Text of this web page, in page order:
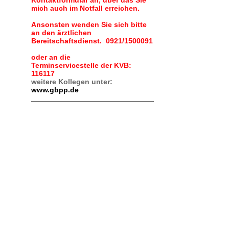
mich auch im Notfall erreichen.
Ansonsten wenden Sie sich bitte
an den ärztlichen
Bereitschaftsdienst. 0921/1500091
oder an die
Terminservicestelle der KVB:
116117
weitere Kollegen unter:
www.gbpp.de